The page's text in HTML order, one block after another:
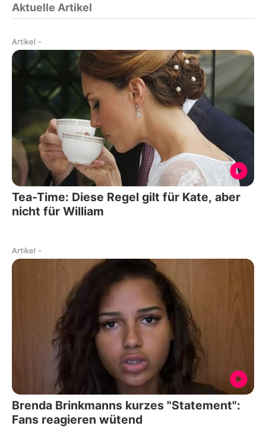
Aktuelle Artikel
Artikel -
Tea-Time: Diese Regel gilt für Kate, aber
nicht für William
Artikel -
Brenda Brinkmanns kurzes "Statement":
Fans reagieren wütend